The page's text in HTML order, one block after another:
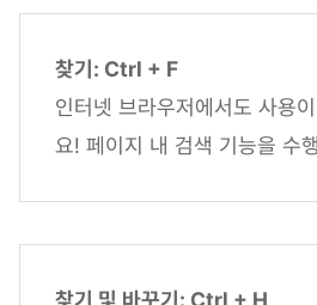
찾기: Ctrl + F
인터넷 브라우저에서도 사용
요! 페이지 내 검색 기능을 수
찾기 및 바꾸기: Ctrl + H